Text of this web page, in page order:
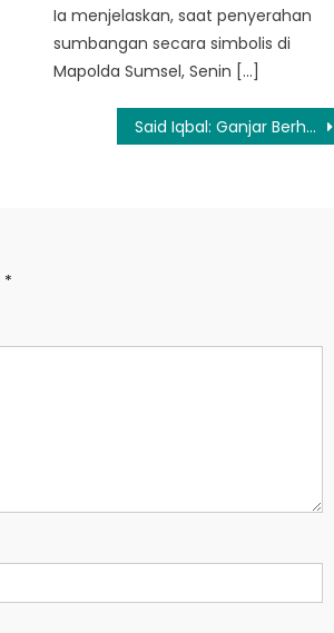
Ia menjelaskan, saat penyerahan
sumbangan secara simbolis di
Mapolda Sumsel, Senin […]
Said Iqbal: Ganjar Berhalangan Hadir, Anies Tak Ada Respons Diundang di May Day
*